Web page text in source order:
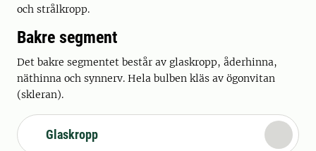
och strålkropp.
Bakre segment
Det bakre segmentet består av glaskropp, åderhinna,
näthinna och synnerv. Hela bulben kläs av ögonvitan
(skleran).
Glaskropp